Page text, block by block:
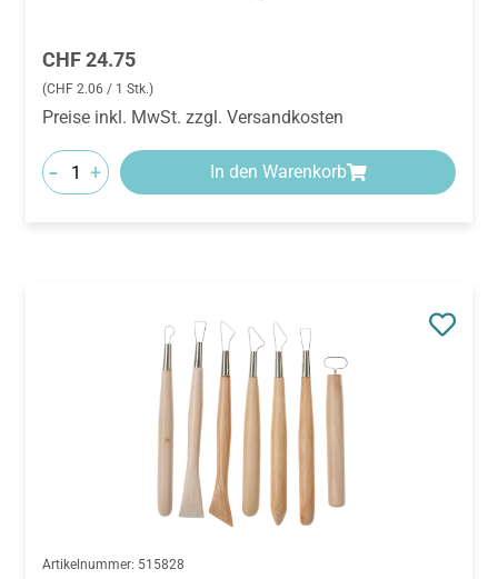
Regulärer Preis:
CHF 24.75
(CHF 2.06 / 1 Stk.)
Preise inkl. MwSt. zzgl. Versandkosten
- + In den Warenkorb
Artikelnummer: 515828